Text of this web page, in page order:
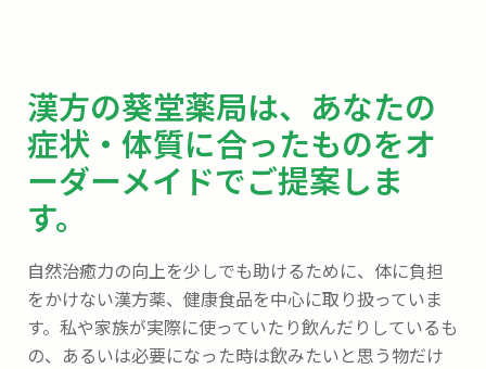
漢方の葵堂薬局は、あなたの
症状・体質に合ったものをオ
ーダーメイドでご提案しま
す。
自然治癒力の向上を少しでも助けるために、体に負担
をかけない漢方薬、健康食品を中心に取り扱っていま
す。私や家族が実際に使っていたり飲んだりしているも
の、あるいは必要になった時は飲みたいと思う物だけ